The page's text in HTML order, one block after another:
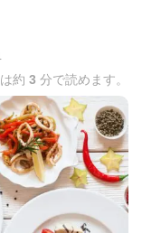
約 3 分で読めます。